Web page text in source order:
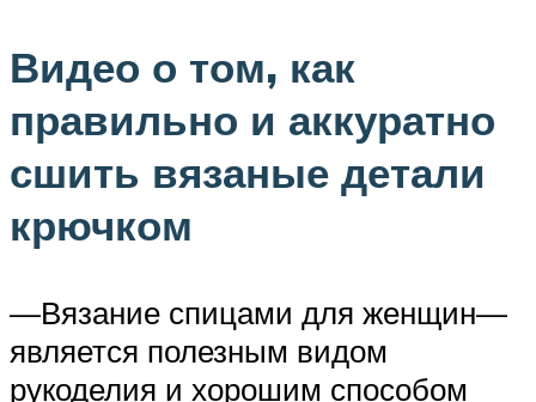
Видео о том, как
правильно и аккуратно
сшить вязаные детали
крючком
—Вязание спицами для женщин—
является полезным видом
рукоделия и хорошим способом